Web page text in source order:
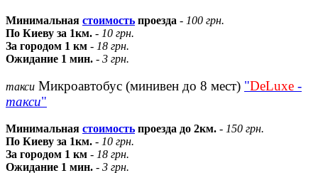
Минимальная стоимость проезда - 100 грн.
По Киеву за 1км. - 10 грн.
За городом 1 км - 18 грн.
Ожидание 1 мин. - 3 грн.
такси Микроавтобус (минивен до 8 мест) "DeLuxe -
такси"
Минимальная стоимость проезда до 2км. - 150 грн.
По Киеву за 1км. - 10 грн.
За городом 1 км - 18 грн.
Ожидание 1 мин. - 3 грн.